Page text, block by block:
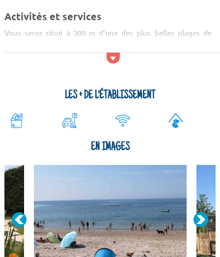
Activités et services
Vous serez situé à 300 m d'une des plus belles plages de
faire des activités nautiques. Au sein du camping, vous
LES + DE L'ÉTABLISSEMENT
EN IMAGES